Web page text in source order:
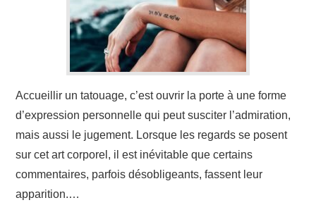
Accueillir un tatouage, c’est ouvrir la porte à une forme
d’expression personnelle qui peut susciter l’admiration,
mais aussi le jugement. Lorsque les regards se posent
sur cet art corporel, il est inévitable que certains
commentaires, parfois désobligeants, fassent leur
apparition.…